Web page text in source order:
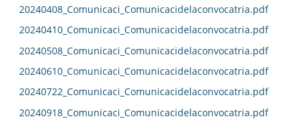
20240408_Comunicaci_Comunicacidelaconvocatria.pdf
20240410_Comunicaci_Comunicacidelaconvocatria.pdf
20240508_Comunicaci_Comunicacidelaconvocatria.pdf
20240610_Comunicaci_Comunicacidelaconvocatria.pdf
20240722_Comunicaci_Comunicacidelaconvocatria.pdf
20240918_Comunicaci_Comunicacidelaconvocatria.pdf